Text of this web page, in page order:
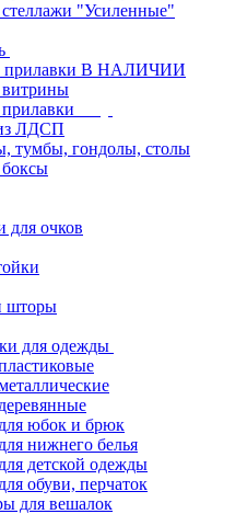
"Усиленные"
прилавки В НАЛИЧИИ
ЛДСП
тумбы, гондолы, столы
для очков
шторы
для одежды
юбок и брюк
нижнего белья
детской одежды
обуви, перчаток
для вешалок